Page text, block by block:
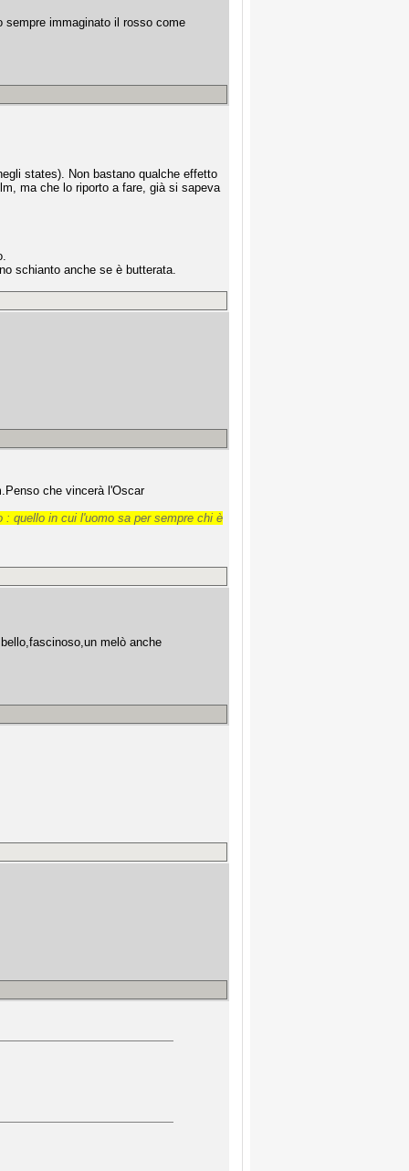
immaginato il rosso come
states). Non bastano qualche effetto
ma che lo riporto a fare, già si sapeva
schianto anche se è butterata.
che vincerà l'Oscar
quello in cui l'uomo sa per sempre chi è
melò anche